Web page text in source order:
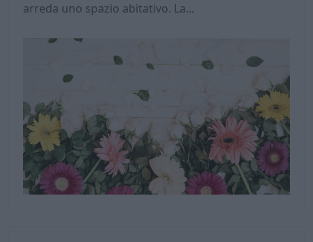
arreda uno spazio abitativo. La...